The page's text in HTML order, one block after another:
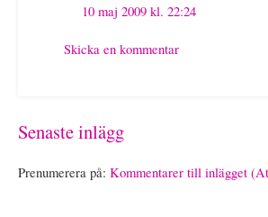
10 maj 2009 kl. 22:24
Skicka en kommentar
Senaste inlägg
Prenumerera på: Kommentarer till inlägget